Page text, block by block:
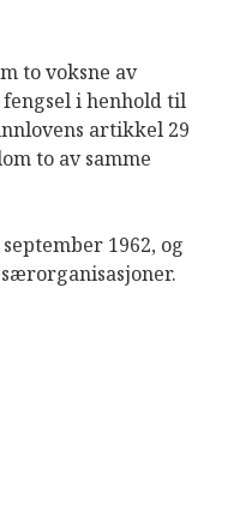
to voksne av
i henhold til
artikkel 29
to av samme
1962, og